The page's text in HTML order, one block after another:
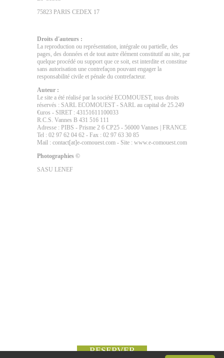
75823 PARIS CEDEX 17
Droits d'auteurs :
La reproduction ou représentation, intégrale ou partielle, des
pages, des données et de tout autre élément constitutif au site, par
quelque procédé ou support que ce soit, est interdite et constitue
sans autorisation une contrefaçon pouvant engager la
responsabilité civile et pénale du contrefacteur.
Auteur :
Le site a été réalisé par la société ECOMOUEST, tous droits
réservés : SARL ECOMOUEST - SARL au capital de 25.249
€uros - SIRET : 43151611100033
R.C.S. Vannes B 431 516 111
Adresse : PIBS - Prisme 2 6 CP25 - 56000 Vannes | FRANCE
Tel : 02 97 62 04 62 - Fax : 02 97 63 30 85
Mail : contact[at]e-comouest.com - Site : www.e-comouest.com
Photographies ©
SASU LENEF
RESERVER